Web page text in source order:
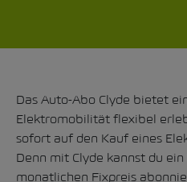
Das Auto-Abo Clyde bietet
Elektromobilität flexibel
sofort auf den Kauf eines
Denn mit Clyde kannst du
monatlichen Fixpreis